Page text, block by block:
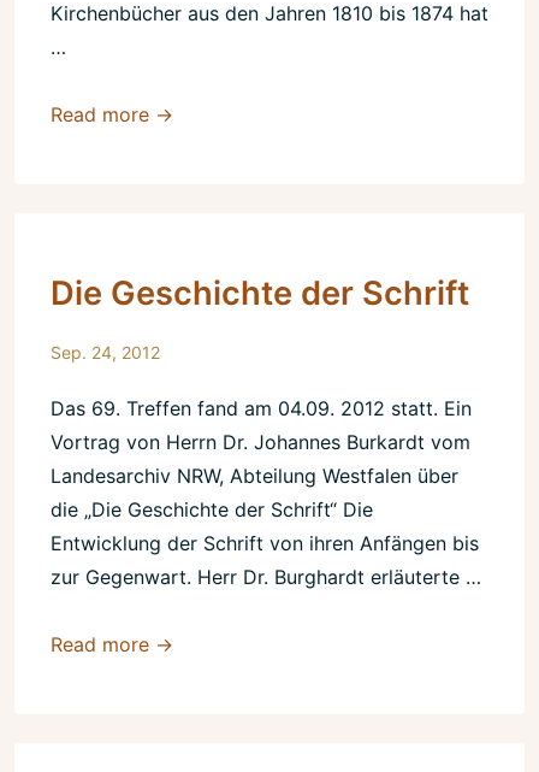
Kirchenbücher aus den Jahren 1810 bis 1874 hat
…
Der
vor
Read more →
Die Geschichte der Schrift
Sep. 24, 2012
Das 69. Treffen fand am 04.09. 2012 statt. Ein
Vortrag von Herrn Dr. Johannes Burkardt vom
Landesarchiv NRW, Abteilung Westfalen über
die „Die Geschichte der Schrift“ Die
Entwicklung der Schrift von ihren Anfängen bis
zur Gegenwart. Herr Dr. Burghardt erläuterte …
Die
Read more →